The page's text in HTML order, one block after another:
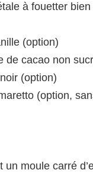
à fouetter
(option)
de cacao non
(option)
(option,
un moule carré